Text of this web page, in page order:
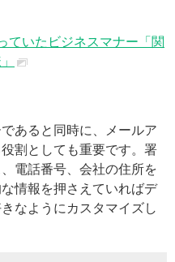
ていたビジネスマナー「関
あると同時に、メールア
割としても重要です。署
電話番号、会社の住所を
情報を押さえていればデ
なようにカスタマイズし